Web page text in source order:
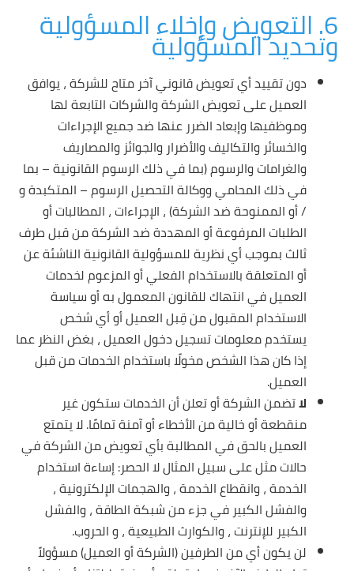
6. التعويض وإخلاء المسؤولية
وتحديد المسؤولية
دون تقييد أي تعويض قانوني آخر متاح للشركة ، يوافق
العميل على تعويض الشركة والشركات التابعة لها
وموظفيها وإبعاد الضرر عنها ضد جميع الإجراءات
والخسائر والتكاليف والأضرار والجوائز والمصاريف
والغرامات والرسوم (بما في ذلك الرسوم القانونية – بما
في ذلك المحامي ووكالة التحصيل الرسوم – المتكبدة و
/ أو الممنوحة ضد الشركة) ، الإجراءات ، المطالبات أو
الطلبات المرفوعة أو المهددة ضد الشركة من قبل طرف
ثالث بموجب أي نظرية للمسؤولية القانونية الناشئة عن
أو المتعلقة بالاستخدام الفعلي أو المزعوم لخدمات
العميل في انتهاك للقانون المعمول به أو سياسة
الاستخدام المقبول من قِبل العميل أو أي شخص
يستخدم معلومات تسجيل دخول العميل ، بغض النظر عما
إذا كان هذا الشخص مخولًا باستخدام الخدمات من قبل
العميل.
لاتضمن الشركة أو تعلن أن الخدمات ستكون غير
منقطعة أو خالية من الأخطاء أو آمنة تمامًا. لا يتمتع
العميل بالحق في المطالبة بأي تعويض من الشركة في
حالات مثل على سبيل المثال لا الحصر: إساءة استخدام
الخدمة ، وانقطاع الخدمة ، والهجمات الإلكترونية ،
والفشل الكبير في جزء من شبكة الطاقة ، والفشل
الكبير للإنترنت ، والكوارث الطبيعية ، و الحروب.
لن يكون أي من الطرفين (الشركة أو العميل) مسؤولاً